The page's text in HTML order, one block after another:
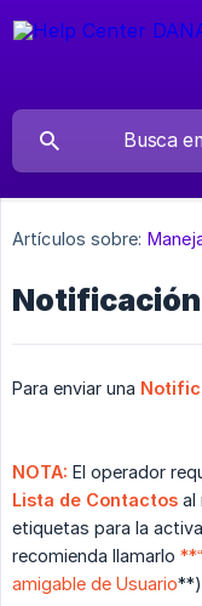
Artículos sobre:
Notificación
Para enviar una
NOTA: El operador
Lista de Contactos al
etiquetas para la
recomienda llamarlo
amigable de Usuario**)